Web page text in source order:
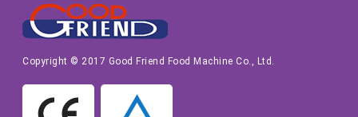
Copyright © 2017 Good Friend Food Machine Co., Ltd.